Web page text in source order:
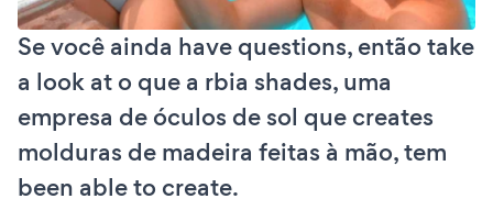
Se você ainda have questions, então take
a look at o que a rbia shades, uma
empresa de óculos de sol que creates
molduras de madeira feitas à mão, tem
been able to create.